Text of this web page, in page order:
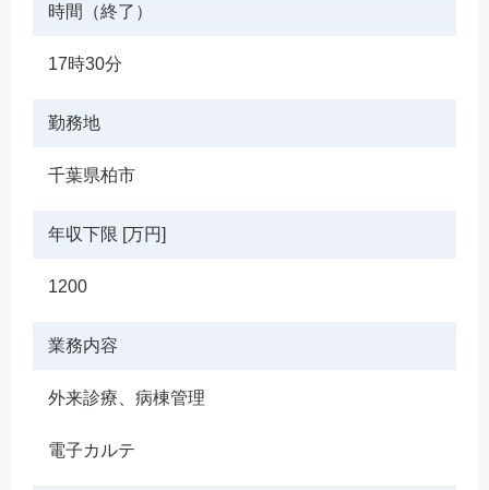
時間（終了）
17時30分
勤務地
千葉県柏市
年収下限 [万円]
1200
業務内容
外来診療、病棟管理
電子カルテ